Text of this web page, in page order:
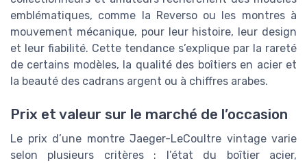
emblématiques, comme la Reverso ou les montres à
mouvement mécanique, pour leur histoire, leur design
et leur fiabilité. Cette tendance s’explique par la rareté
de certains modèles, la qualité des boîtiers en acier et
la beauté des cadrans argent ou à chiffres arabes.
Prix et valeur sur le marché de l’occasion
Le prix d’une montre Jaeger-LeCoultre vintage varie
selon plusieurs critères : l’état du boîtier acier,